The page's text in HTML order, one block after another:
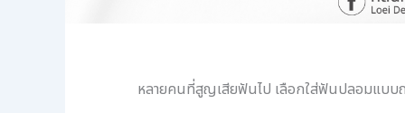
หลายคนที่สูญเสียฟันไป เลือกใส่ฟันปลอมแบบถอ